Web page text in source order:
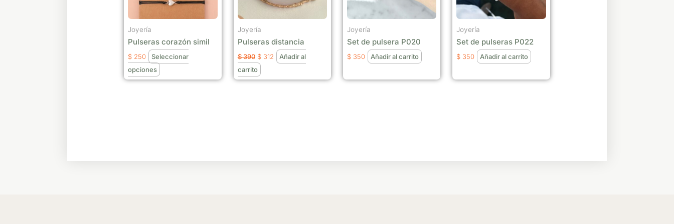
Joyería
Pulseras corazón simil
$ 250
Seleccionar
opciones
elegir
en
la
Joyería
Pulseras distancia
$390 $312
Añadir al
carrito
Joyería
Set de pulsera P020
$350 Añadir al carrito
Joyería
Set de pulseras P022
$ 350 Añadir al carrito